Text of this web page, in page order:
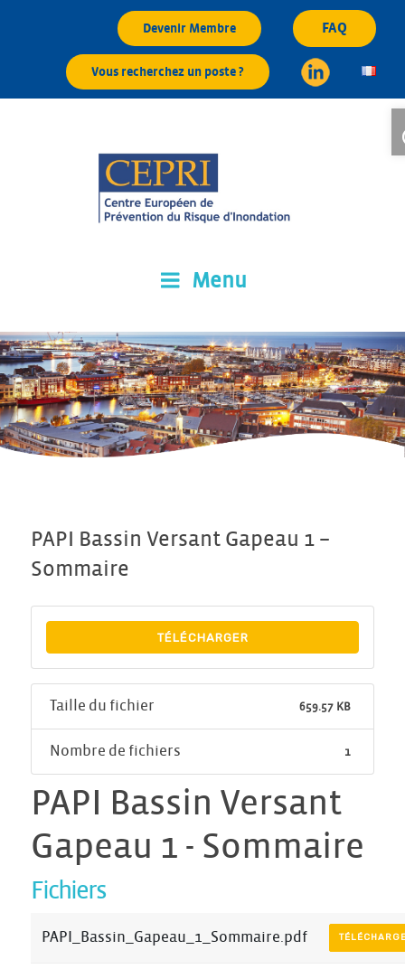
Devenir Membre FAQ
Vous recherchez un poste ?
Menu
PAPI Bassin Versant Gapeau 1 –
Sommaire
TÉLÉCHARGER
Taille du fichier 659.57 KB
Nombre de fichiers 1
PAPI Bassin Versant
Gapeau 1 - Sommaire
Fichiers
PAPI_Bassin_Gapeau_1_Sommaire.pdf